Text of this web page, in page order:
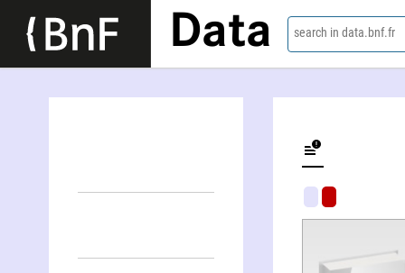
Data search in data.bnf.fr